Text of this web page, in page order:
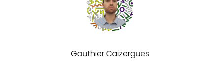
Gauthier Caizergues